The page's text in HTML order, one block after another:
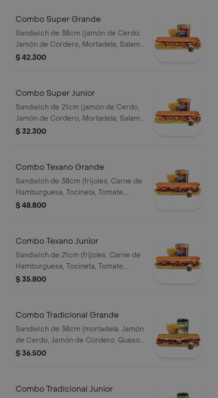
Combo Super Grande
Sandwich de 38cm (jamón de Cerdo,
Jamón de Cordero, Mortadela, Salami
Ahumado, Queso Mozzarella, Tomate,
$ 42.300
Combo Super Junior
Sandwich de 21cm (jamón de Cerdo,
Jamón de Cordero, Mortadela, Salami
Ahumado, Queso Mozzarella, Tomate,
$ 32.300
Combo Texano Grande
Sandwich de 38cm (frijoles, Carne de
Hamburguesa, Tocineta, Tomate,
Lechuga, Queso Mozzarella y Salsa de
$ 48.800
Combo Texano Junior
Sandwich de 21cm (frijoles, Carne de
Hamburguesa, Tocineta, Tomate,
Lechuga, Queso Mozzarella y Salsa de
$ 35.800
Combo Tradicional Grande
Sandwich de 38cm (mortadela, Jamón
de Cerdo, Jamón de Cordero, Queso
Mozzarella, Lechuga, y Salsa de Ajo)
$ 36.500
Combo Tradicional Junior